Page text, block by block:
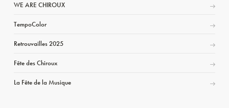
WE ARE CHIROUX
TempoColor
Retrouvailles 2025
Fête des Chiroux
La Fête de la Musique